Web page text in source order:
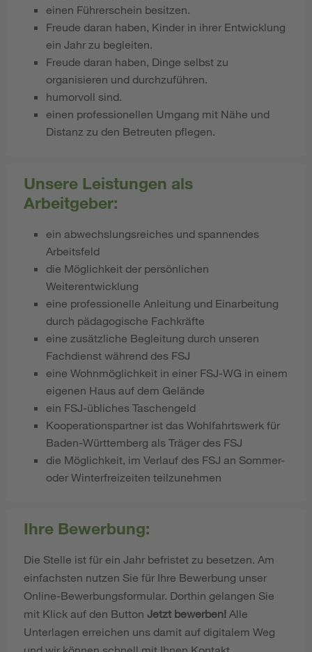
einen Führerschein besitzen.
Freude daran haben, Kinder in ihrer Entwicklung
ein Jahr zu begleiten.
Freude daran haben, Dinge selbst zu
organisieren und durchzuführen.
humorvoll sind.
einen professionellen Umgang mit Nähe und
Distanz zu den Betreuten pflegen.
Unsere Leistungen als
Arbeitgeber:
ein abwechslungsreiches und spannendes
Arbeitsfeld
die Möglichkeit der persönlichen
Weiterentwicklung
eine professionelle Anleitung und Einarbeitung
durch pädagogische Fachkräfte
eine zusätzliche Begleitung durch unseren
Fachdienst während des FSJ
eine Wohnmöglichkeit in einer FSJ-WG in einem
eigenen Haus auf dem Gelände
ein FSJ-übliches Taschengeld
Kooperationspartner ist das Wohlfahrtswerk für
Baden-Württemberg als Träger des FSJ
die Möglichkeit, im Verlauf des FSJ an Sommer-
oder Winterfreizeiten teilzunehmen
Ihre Bewerbung:
Die Stelle ist für ein Jahr befristet zu besetzen. Am
einfachsten nutzen Sie für Ihre Bewerbung unser
Online-Bewerbungsformular. Dorthin gelangen Sie
mit Klick auf den Button Jetzt bewerben! Alle
Unterlagen erreichen uns damit auf digitalem Weg